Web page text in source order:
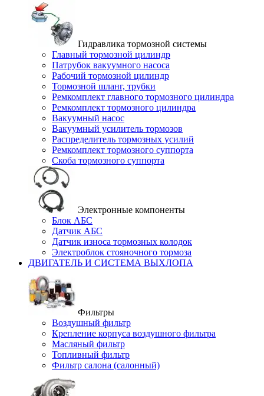
Гидравлика тормозной системы
Главный тормозной цилиндр
Патрубок вакуумного насоса
Рабочий тормозной цилиндр
Тормозной шланг, трубки
Ремкомплект главного тормозного цилиндра
Ремкомплект тормозного цилиндра
Вакуумный насос
Вакуумный усилитель тормозов
Распределитель тормозных усилий
Ремкомплект тормозного суппорта
Скоба тормозного суппорта
Электронные компоненты
Блок АБС
Датчик АБС
Датчик износа тормозных колодок
Электроблок стояночного тормоза
ДВИГАТЕЛЬ И СИСТЕМА ВЫХЛОПА
Фильтры
Воздушный фильтр
Крепление корпуса воздушного фильтра
Масляный фильтр
Топливный фильтр
Фильтр салона (салонный)